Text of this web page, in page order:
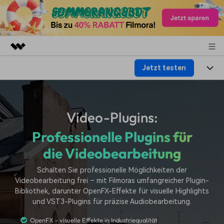
KI-gestützte digitale Kreativität
Dienstprogramme
Business
Überblick
Über uns
Presseraum
Shop
Support
Jetzt testen
Produkte
Plattformen
Funktionen
Assets
KI
Video/Foto
Audio
Text
Lösungen
Soziale Medien
Marketing & Business
Lifestyle & Spaß
Ressourcen
Video-Prompts
Über 100 heiße Video-
Beherrschen Sie
Hilfe-Center
Video-Plugins:
Professionelle Plugins für
die Videobearbeitung
Schalten Sie professionelle Möglichkeiten der
Videobearbeitung frei – mit Filmoras umfangreicher Plugin-
Bibliothek, darunter OpenFX-Effekte für visuelle Highlights
und VST3-Plugins für präzise Audiobearbeitung.
OpenFX - visuelle Effekte in Industriequalität